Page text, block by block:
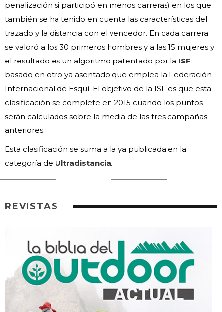
penalización si participó en menos carreras) en los que
también se ha tenido en cuenta las características del
trazado y la distancia con el vencedor. En cada carrera
se valoró a los 30 primeros hombres y a las 15 mujeres y
el resultado es un algoritmo patentado por la ISF
basado en otro ya asentado que emplea la Federación
Internacional de Esquí. El objetivo de la ISF es que esta
clasificación se complete en 2015 cuando los puntos
serán calculados sobre la media de las tres campañas
anteriores.
Esta clasificación se suma a la ya publicada en la
categoría de Ultradistancia.
REVISTAS